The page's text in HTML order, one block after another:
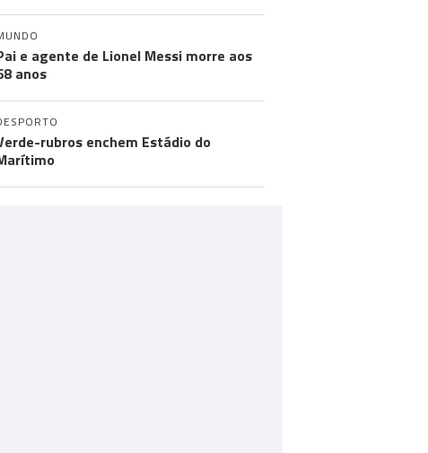
e agente de Lionel Messi morre aos
anos
rubros enchem Estádio do